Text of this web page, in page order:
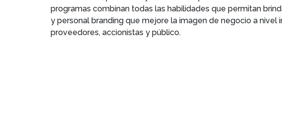
programas combinan todas las habilidades que permitan
y personal branding que mejore la imagen de negocio a nivel
proveedores, accionistas y público.